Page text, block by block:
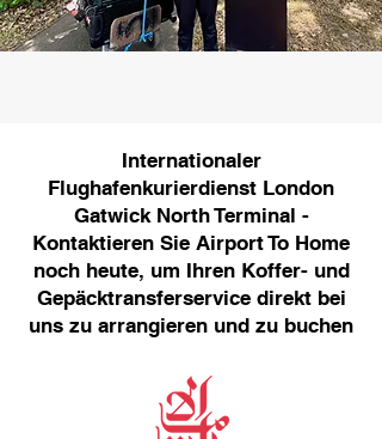
Internationaler
Flughafenkurierdienst London
Gatwick North Terminal -
Kontaktieren Sie Airport To Home
noch heute, um Ihren Koffer- und
Gepäcktransferservice direkt bei
uns zu arrangieren und zu buchen